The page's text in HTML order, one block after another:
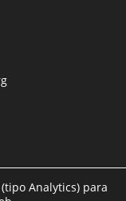
Analytics) para